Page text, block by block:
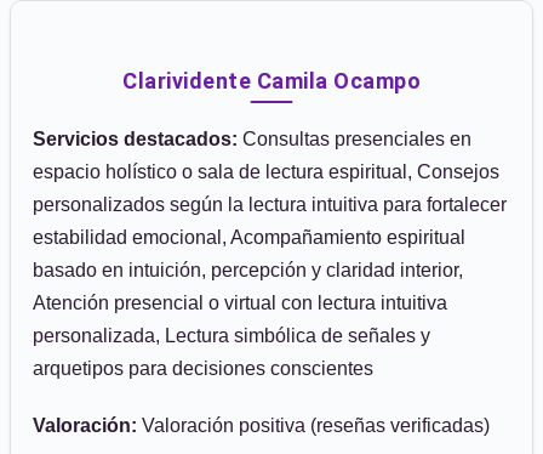
Clarividente Camila Ocampo
Servicios destacados: Consultas presenciales en
espacio holístico o sala de lectura espiritual, Consejos
personalizados según la lectura intuitiva para fortalecer
estabilidad emocional, Acompañamiento espiritual
basado en intuición, percepción y claridad interior,
Atención presencial o virtual con lectura intuitiva
personalizada, Lectura simbólica de señales y
arquetipos para decisiones conscientes
Valoración: Valoración positiva (reseñas verificadas)